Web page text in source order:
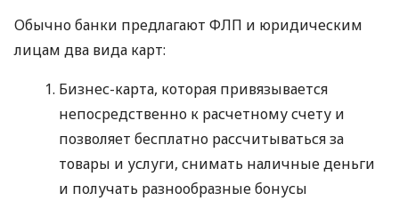
Обычно банки предлагают ФЛП и юридическим
лицам два вида карт:
Бизнес-карта, которая привязывается
непосредственно к расчетному счету и
позволяет бесплатно рассчитываться за
товары и услуги, снимать наличные деньги
и получать разнообразные бонусы